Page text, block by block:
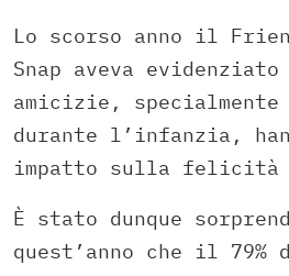
Lo scorso anno il
Snap aveva
amicizie,
durante l’infanzia,
impatto sulla felicità
È stato dunque
quest’anno che il 79%